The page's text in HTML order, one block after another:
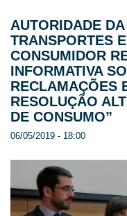
AUTORIDADE
TRANSPORTES
CONSUMIDOR
INFORMATIVA
RECLAMAÇÕES
RESOLUÇÃO
DE CONSUMO”
06/05/2019 - 18:00